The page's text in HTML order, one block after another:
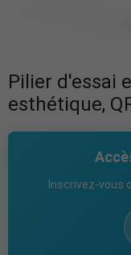
Pilier d'essai
esthétique,
Inscrivez-vous